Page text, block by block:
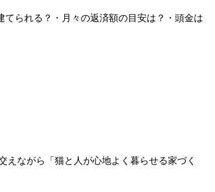
られる？・月々の返済額の目安は？・頭金は
ながら「猫と人が心地よく暮らせる家づく